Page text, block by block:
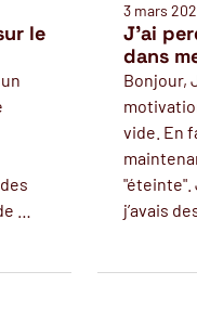
le
…
3 mars
J'ai
dans
Bonjour,
vide. En
"éteinte".
j’avais